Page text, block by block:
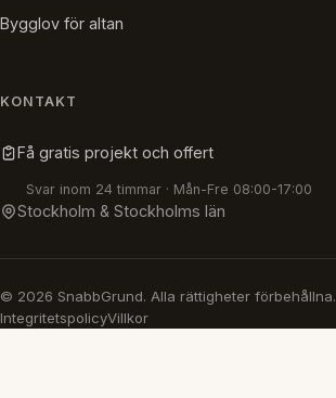
Bygglov för altan
KONTAKT
Få gratis projekt och offert
Svar inom 24 timmar · Mån-Fre 08:00-17:00
Stockholm & Stockholms län
© 2026 SnabbGrund. Alla rättigheter förbehållna.
IntegritetspolicyVillkor